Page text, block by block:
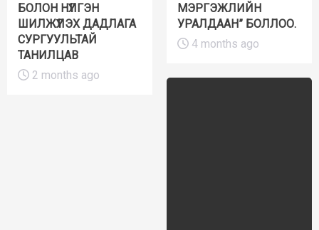
БОЛОН НҮҮЛГЭН
ШИЛЖҮҮЛЭХ ДАДЛАГА
СУРГУУЛЬТАЙ
ТАНИЛЦАВ
2 months ago
МЭРГЭЖЛИЙН
УРАЛДААН” БОЛЛОО.
4 months ago